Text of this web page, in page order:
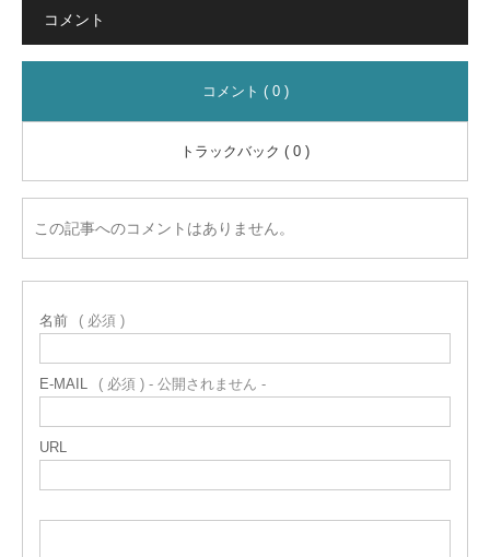
コメント
コメント ( 0 )
トラックバック ( 0 )
この記事へのコメントはありません。
名前 ( 必須 )
E-MAIL ( 必須 ) - 公開されません -
URL